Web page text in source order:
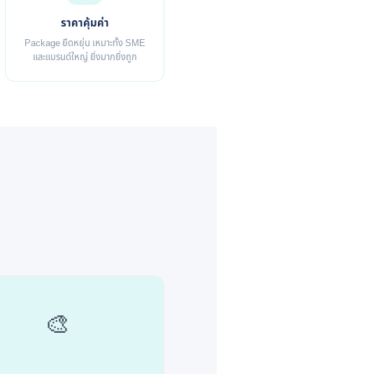
ราคาคุ้มค่า
Package ยืดหยุ่น เหมาะทั้ง SME
และแบรนด์ใหญ่ ยิ่งมากยิ่งถูก
🎨